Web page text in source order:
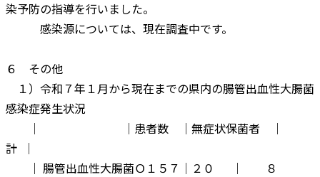
染予防の指導を行いました。
感染源については、現在調査中です。
６ その他
１）令和７年１月から現在までの県内の腸管出血性大腸菌
感染症発生状況
│ │患者数 │無症状保菌者 │
計 │
｜ 腸管出血性大腸菌Ｏ１５７│２０ │ ８